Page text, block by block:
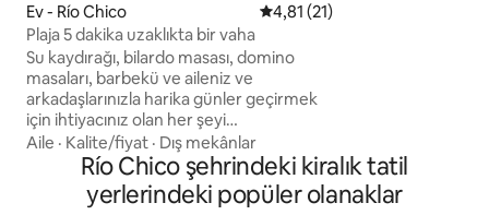
Ev - Río Chico 5 üzerinden ortalama 4,81
4,81 (21)
Plaja 5 dakika uzaklıkta bir vaha
Su kaydırağı, bilardo masası, domino
masaları, barbekü ve aileniz ve
arkadaşlarınızla harika günler geçirmek
için ihtiyacınız olan her şeyi
bulabileceğiniz yetişkinler ve çocuklar
için geniş ve güzel bir havuz alanı. Halka
açık jakuzi hizmet dışı. Rıhtımlarından
balık tutabilir ve geniş alanlarında
Aile · Kalite/fiyat · Dış mekânlar
Río Chico şehrindeki kiralık tatil
yerlerindeki popüler olanaklar